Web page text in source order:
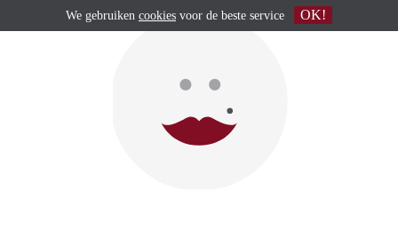
We gebruiken cookies voor de beste service OK!